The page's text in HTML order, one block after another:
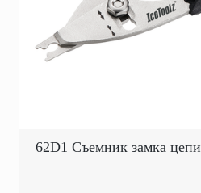
62D1 Съемник замка цепи